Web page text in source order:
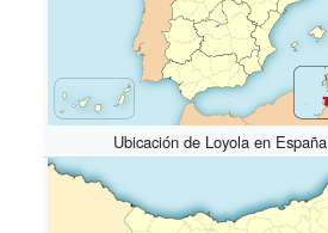
Ubicación de Loyola en España